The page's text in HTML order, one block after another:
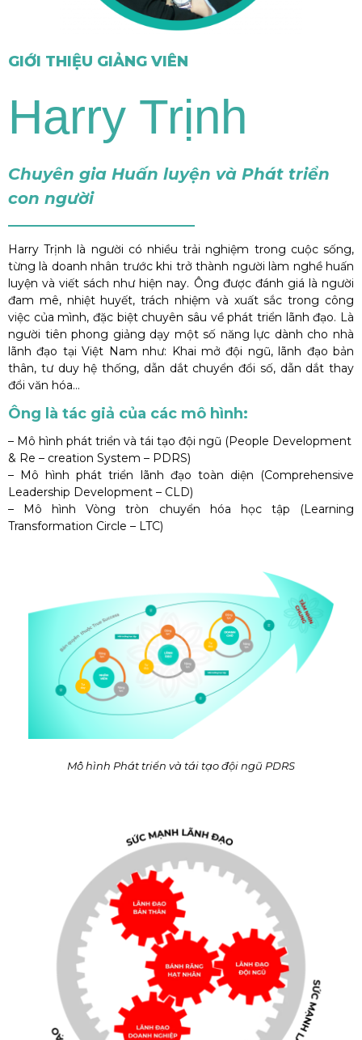
GIỚI THIỆU GIẢNG VIÊN
Harry Trịnh
Chuyên gia Huấn luyện và Phát triển
con người
Harry Trịnh là người có nhiều trải nghiệm trong cuộc sống,
từng là doanh nhân trước khi trở thành người làm nghề huấn
luyện và viết sách như hiện nay. Ông được đánh giá là người
đam mê, nhiệt huyết, trách nhiệm và xuất sắc trong công
việc của mình, đặc biệt chuyên sâu về phát triển lãnh đạo. Là
người tiên phong giảng dạy một số năng lực dành cho nhà
lãnh đạo tại Việt Nam như: Khai mở đội ngũ, lãnh đạo bản
thân, tư duy hệ thống, dẫn dắt chuyển đổi số, dẫn dắt thay
đổi văn hóa…
Ông là tác giả của các mô hình:
– Mô hình phát triển và tái tạo đội ngũ (People Development
& Re – creation System – PDRS)
– Mô hình phát triển lãnh đạo toàn diện (Comprehensive
Leadership Development – CLD)
– Mô hình Vòng tròn chuyển hóa học tập (Learning
Transformation Circle – LTC)
Mô hình Phát triển và tái tạo đội ngũ PDRS